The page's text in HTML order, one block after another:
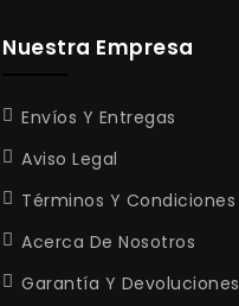
Nuestra Empresa
Envíos Y Entregas
Aviso Legal
Términos Y Condiciones
Acerca De Nosotros
Garantía Y Devoluciones